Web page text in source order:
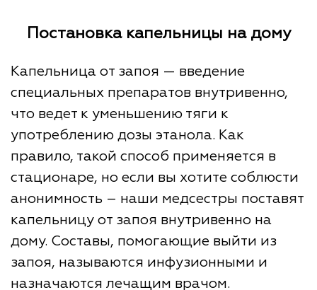
Постановка капельницы на дому
Капельница от запоя — введение
специальных препаратов внутривенно,
что ведет к уменьшению тяги к
употреблению дозы этанола. Как
правило, такой способ применяется в
стационаре, но если вы хотите соблюсти
анонимность – наши медсестры поставят
капельницу от запоя внутривенно на
дому. Составы, помогающие выйти из
запоя, называются инфузионными и
назначаются лечащим врачом.